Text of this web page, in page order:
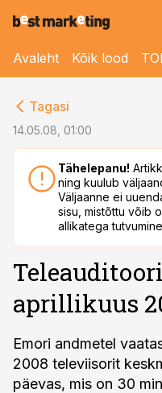
Avaleht Kõik lood
Tagasi
14.05.08, 01:00
Tähelepanu!
ning kuulub
Väljaanne ei
sisu, mistõttu võib
allikatega tutvumine
aprillikuus
Emori andmetel
2008 televiisorit
päevas, mis on 30